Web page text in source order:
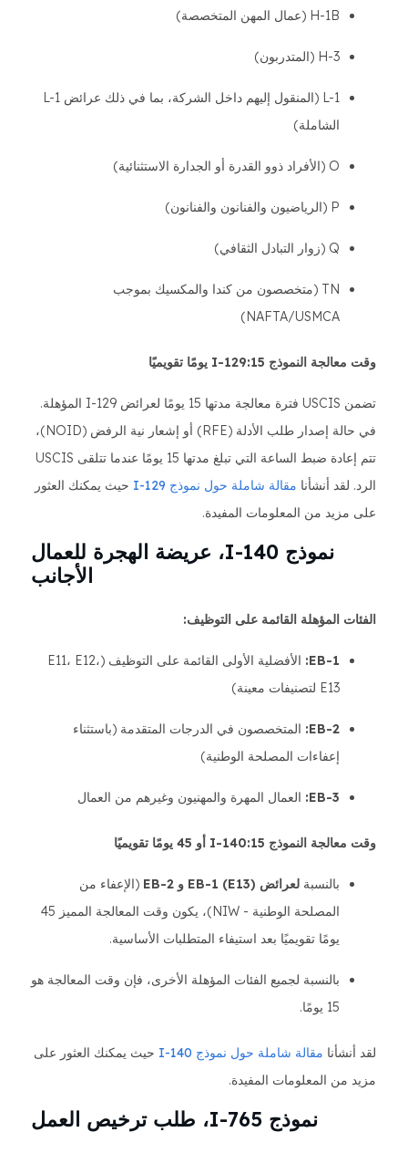
H-1B (عمال المهن المتخصصة)
H-3 (المتدربون)
L-1 (المنقول إليهم داخل الشركة، بما في ذلك عرائض L-1
الشاملة)
O (الأفراد ذوو القدرة أو الجدارة الاستثنائية)
P (الرياضيون والفنانون والفنانون)
Q (زوار التبادل الثقافي)
TN (متخصصون من كندا والمكسيك بموجب
NAFTA/USMCA)
وقت معالجة النموذج I-129:15 يومًا تقويميًا
تضمن USCIS فترة معالجة مدتها 15 يومًا لعرائض I-129 المؤهلة.
في حالة إصدار طلب الأدلة (RFE) أو إشعار نية الرفض (NOID)،
تتم إعادة ضبط الساعة التي تبلغ مدتها 15 يومًا عندما تتلقى USCIS
الرد. لقد أنشأنا مقالة شاملة حول نموذج I-129
حيث يمكنك العثور
على مزيد من المعلومات المفيدة.
نموذج I-140، عريضة الهجرة للعمال
الأجانب
الفئات المؤهلة القائمة على التوظيف:
EB-1:
الأفضلية الأولى القائمة على التوظيف (E11، E12،
E13 لتصنيفات معينة)
EB-2: المتخصصون في الدرجات المتقدمة (باستثناء
إعفاءات المصلحة الوطنية)
EB-3: العمال المهرة والمهنيون وغيرهم من العمال
وقت معالجة النموذج I-140:15 أو 45 يومًا تقويميًا
بالنسبة لعرائض EB-1 (E13) و EB-2
(الإعفاء من
المصلحة الوطنية - NIW)، يكون وقت المعالجة المميز 45
يومًا تقويميًا بعد استيفاء المتطلبات الأساسية.
بالنسبة لجميع الفئات المؤهلة الأخرى، فإن وقت المعالجة هو
15 يومًا.
لقد أنشأنا مقالة شاملة حول نموذج I-140
حيث يمكنك العثور على
مزيد من المعلومات المفيدة.
نموذج I-765، طلب ترخيص العمل